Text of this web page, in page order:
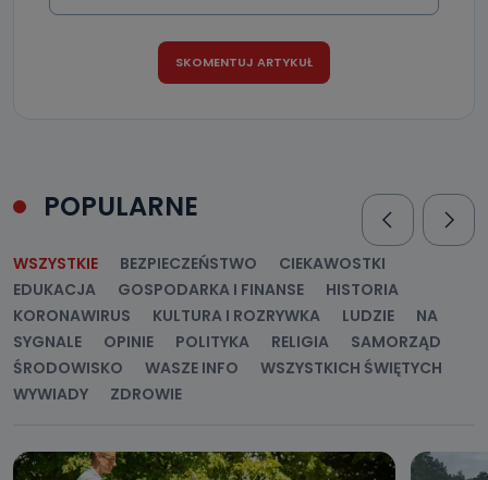
POPULARNE
WSZYSTKIE BEZPIECZEŃSTWO
CIEKAWOSTKI
EDUKACJA
GOSPODARKA I FINANSE
HISTORIA
KORONAWIRUS
KULTURA I ROZRYWKA LUDZIE
NA
SYGNALE
OPINIE POLITYKA RELIGIA
SAMORZĄD
ŚRODOWISKO
WASZE INFO
WSZYSTKICH ŚWIĘTYCH
WYWIADY
ZDROWIE